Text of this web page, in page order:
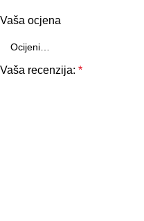
Vaša ocjena
Vaša recenzija: *